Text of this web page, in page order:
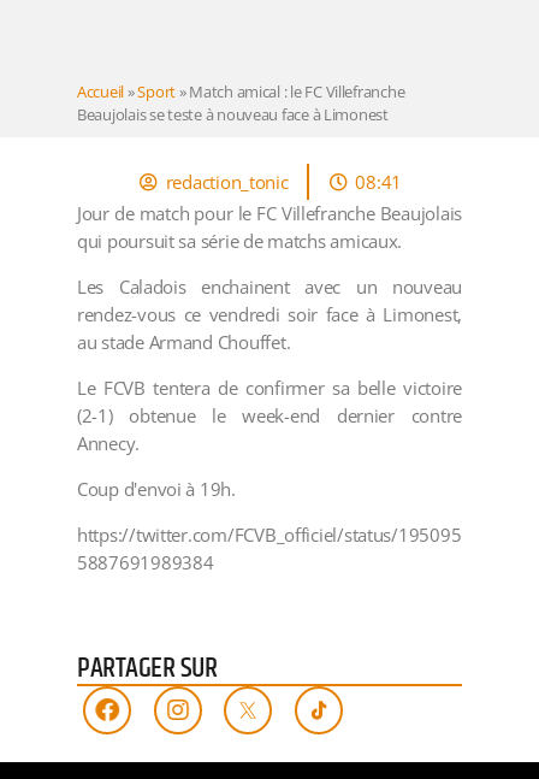
Accueil»Sport»Match amical : le FC Villefranche
Beaujolais se teste à nouveau face à Limonest
redaction_tonic
08:41
Jour de match pour le FC Villefranche Beaujolais
qui poursuit sa série de matchs amicaux.
Les Caladois enchainent avec un nouveau
rendez-vous ce vendredi soir face à Limonest,
au stade Armand Chouffet.
Le FCVB tentera de confirmer sa belle victoire
(2-1) obtenue le week-end dernier contre
Annecy.
Coup d'envoi à 19h.
https://twitter.com/FCVB_officiel/status/195095
5887691989384
PARTAGER SUR